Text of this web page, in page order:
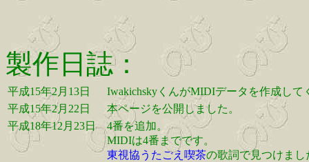
製作日誌：
平成15年2月13日
IwakichskyくんがMIDIデータを作成して
平成15年2月22日
本ページを公開しました。
平成18年12月23日
4番を追加。
MIDIは4番までです。
東視協うたごえ喫茶の歌詞で見つけま